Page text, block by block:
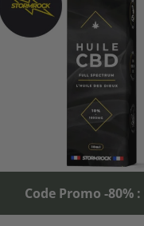
Code Promo -80% :